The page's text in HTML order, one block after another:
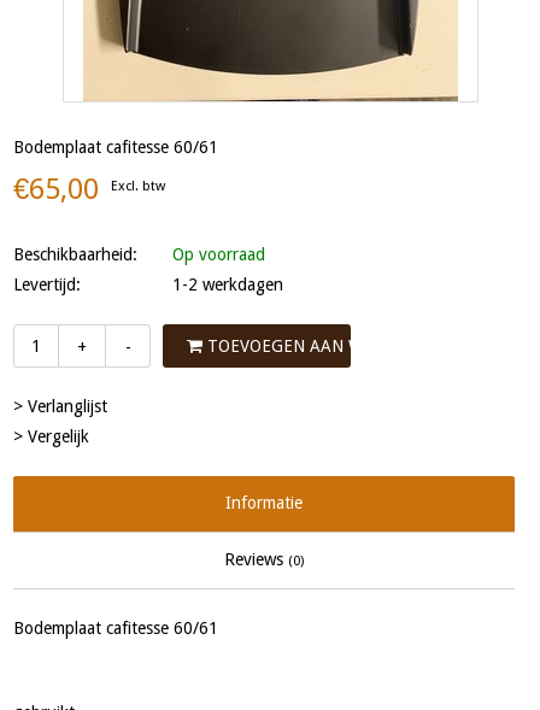
Bodemplaat cafitesse 60/61
€65,00 Excl. btw
Beschikbaarheid:
Op voorraad
Levertijd:
1-2 werkdagen
+ - TOEVOEGEN AAN WINKELWAGEN
> Verlanglijst
> Vergelijk
Informatie
Reviews (0)
Bodemplaat cafitesse 60/61